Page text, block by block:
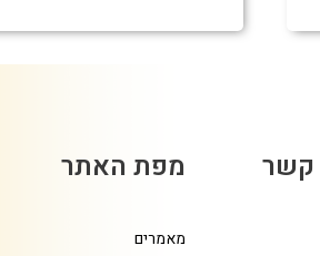
קשר מפת האתר
מאמרים